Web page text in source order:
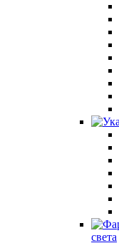
света